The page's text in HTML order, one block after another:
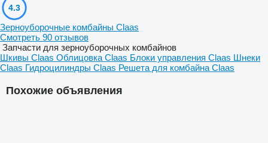
Похожие объявления
4.3
Зерноуборочные комбайны Claas
Смотреть 90 отзывов
Запчасти для зерноуборочных комбайнов
Шкивы Claas Облицовка Claas Блоки управления Claas Шнеки
Claas Гидроцилиндры Claas Решета для комбайна Claas